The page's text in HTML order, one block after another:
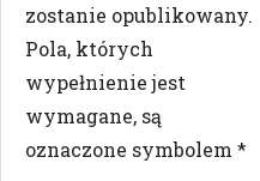
zostanie opublikowany.
Pola, których
wypełnienie jest
wymagane, są
oznaczone symbolem *